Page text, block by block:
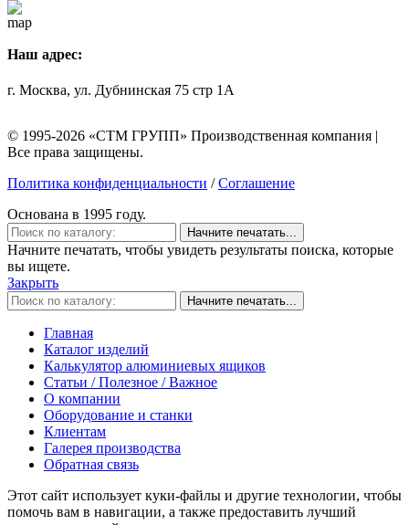
Наш адрес:
г. Москва, ул. Дубнинская 75 стр 1А
© 1995-2026 «СТМ ГРУПП» Производственная компания |
Все права защищены.
Политика конфиденциальности /Соглашение
Основана в 1995 году.
Начните печатать...
Начните печатать, чтобы увидеть результаты поиска, которые
вы ищете.
Закрыть
Начните печатать...
Главная
Каталог изделий
Калькулятор алюминиевых ящиков
Статьи / Полезное / Важное
О компании
Оборудование и станки
Клиентам
Галерея производства
Обратная связь
Этот сайт использует куки-файлы и другие технологии, чтобы
помочь вам в навигации, а также предоставить лучший